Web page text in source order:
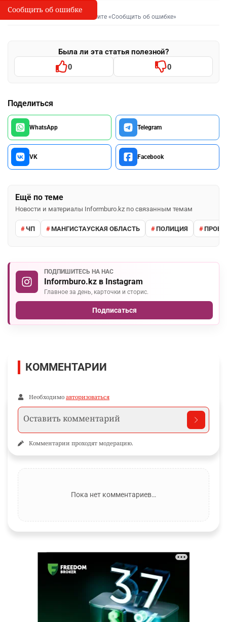
I
Сообщить об опечатке
Выделите фрагмент и нажмите «Сообщить об ошибке»
Была ли эта статья полезной?
0 0
Поделиться
WhatsApp Telegram
VK Facebook
Ещё по теме
Новости и материалы Informburo.kz по связанным темам
ЧП МАНГИСТАУСКАЯ ОБЛАСТЬ ПОЛИЦИЯ
ПОДПИШИТЕСЬ НА НАС
Informburo.kz в Instagram
Главное за день, карточки и сторис.
Подписаться
Сообщить об ошибке
КОММЕНТАРИИ
Необходимо авторизоваться
Комментарии проходят модерацию.
Пока нет комментариев…